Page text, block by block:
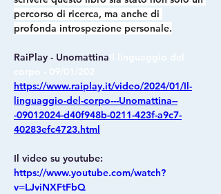
percorso di ricerca, ma anche di
profonda introspezione personale.
RaiPlay - Unomattina Il linguaggio del
corpo - 09/01/202
https://www.raiplay.it/video/2024/01/Il-
linguaggio-del-corpo---Unomattina--
-09012024-d40f948b-0211-423f-a9c7-
40283efc4723.html
Il video su youtube:
https://www.youtube.com/watch?
v=LJviNXFtFbQ